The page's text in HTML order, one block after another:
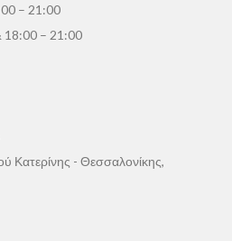
– 21:00
18:00 – 21:00
Κατερίνης - Θεσσαλονίκης,